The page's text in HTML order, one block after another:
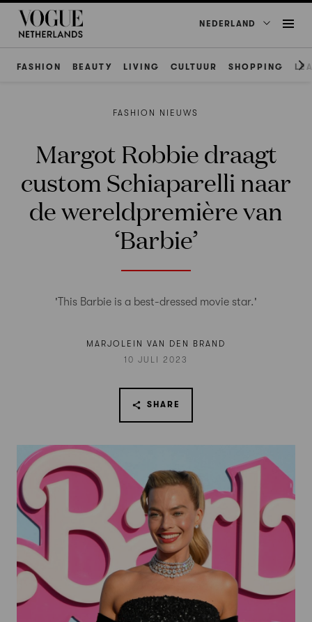
NEDERLAND
FASHION BEAUTY LIVING CULTUUR SHOPPING
FASHION NIEUWS
Margot Robbie draagt
custom Schiaparelli naar
de wereldpremière van
‘Barbie’
'This Barbie is a best-dressed movie star.'
MARJOLEIN VAN DEN BRAND
10 JULI 2023
SHARE